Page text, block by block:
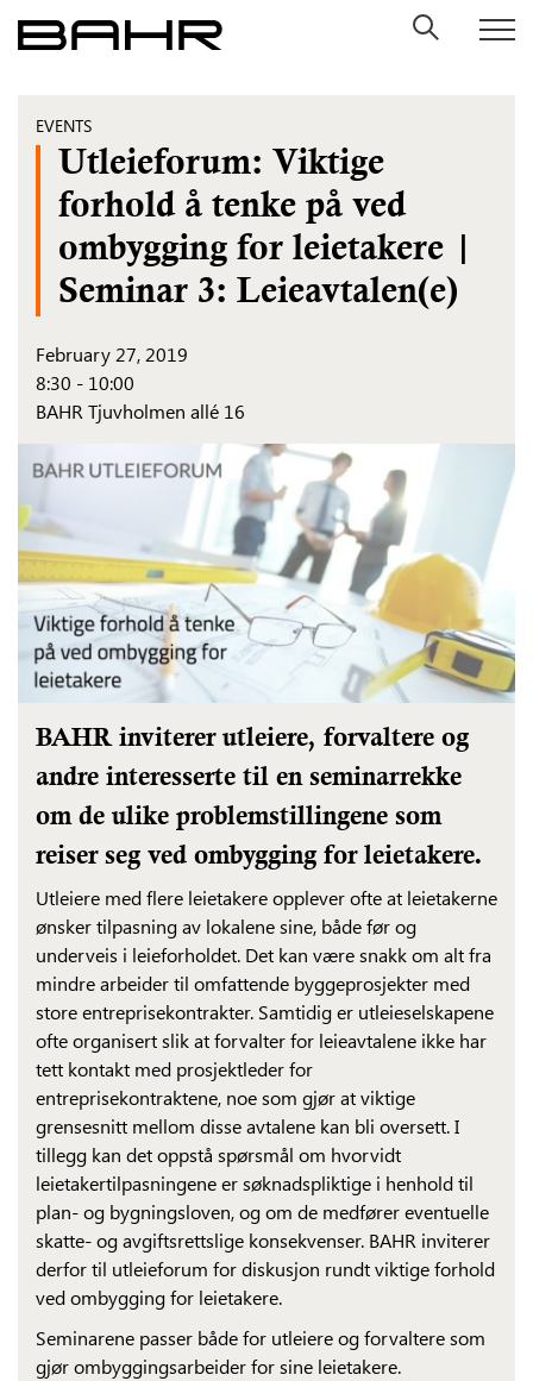
Skip
to
EVENTS
Utleieforum: Viktige
forhold å tenke på ved
ombygging for leietakere |
Seminar 3: Leieavtalen(e)
February 27, 2019
8:30 - 10:00
BAHR Tjuvholmen allé 16
BAHR inviterer utleiere, forvaltere og
andre interesserte til en seminarrekke
om de ulike problemstillingene som
reiser seg ved ombygging for leietakere.
Utleiere med flere leietakere opplever ofte at leietakerne
ønsker tilpasning av lokalene sine, både før og
underveis i leieforholdet. Det kan være snakk om alt fra
mindre arbeider til omfattende byggeprosjekter med
store entreprisekontrakter. Samtidig er utleieselskapene
ofte organisert slik at forvalter for leieavtalene ikke har
tett kontakt med prosjektleder for
entreprisekontraktene, noe som gjør at viktige
grensesnitt mellom disse avtalene kan bli oversett. I
tillegg kan det oppstå spørsmål om hvorvidt
leietakertilpasningene er søknadspliktige i henhold til
plan- og bygningsloven, og om de medfører eventuelle
skatte- og avgiftsrettslige konsekvenser. BAHR inviterer
derfor til utleieforum for diskusjon rundt viktige forhold
ved ombygging for leietakere.
Seminarene passer både for utleiere og forvaltere som
gjør ombyggingsarbeider for sine leietakere.